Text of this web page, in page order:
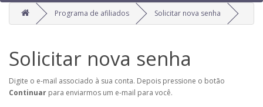
Programa de afiliados Solicitar nova senha
Solicitar nova senha
Digite o e-mail associado à sua conta. Depois pressione o botão
Continuar para enviarmos um e-mail para você.